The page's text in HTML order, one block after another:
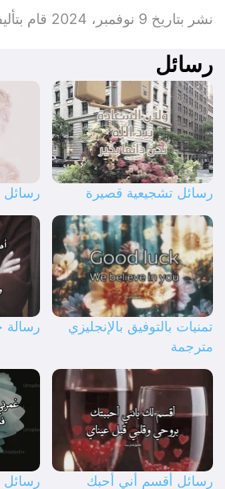
نشر بتاريخ 9 نوفمبر، 2024 قام
رسائل
رسائل تشجيعية قصيرة رسائل
تمنيات بالتوفيق بالإنجليزي
مترجمة
رسالة
رسائل أقسم أني أحبك رسائل